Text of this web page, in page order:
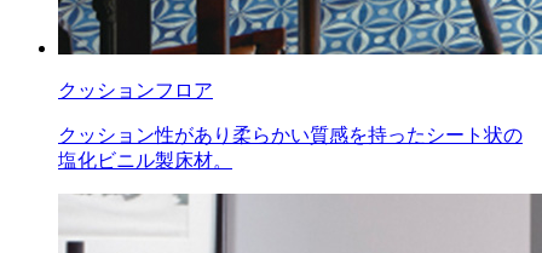
クッションフロア
クッション性があり柔らかい質感を持ったシート状の
塩化ビニル製床材。